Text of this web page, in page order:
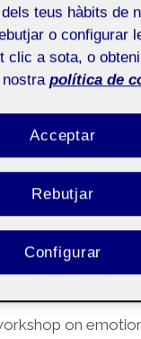
on
Vilches 27 març,
en
on
teus hàbits de
o configurar
clic a sota, o
política de
Rebutjar
Acceptar
Configurar